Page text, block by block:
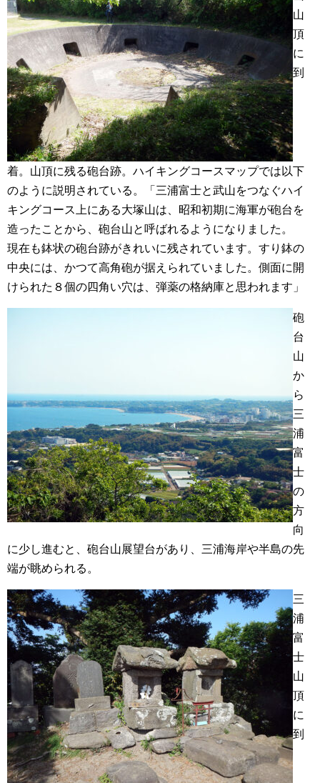
山
頂
に
到
着。山頂に残る砲台跡。ハイキングコースマップでは以下
のように説明されている。「三浦富士と武山をつなぐハイ
キングコース上にある大塚山は、昭和初期に海軍が砲台を
造ったことから、砲台山と呼ばれるようになりました。
現在も鉢状の砲台跡がきれいに残されています。すり鉢の
中央には、かつて高角砲が据えられていました。側面に開
けられた８個の四角い穴は、弾薬の格納庫と思われます」
砲
台
山
か
ら
三
浦
富
士
の
方
向
に少し進むと、砲台山展望台があり、三浦海岸や半島の先
端が眺められる。
三
浦
富
士
山
頂
に
到